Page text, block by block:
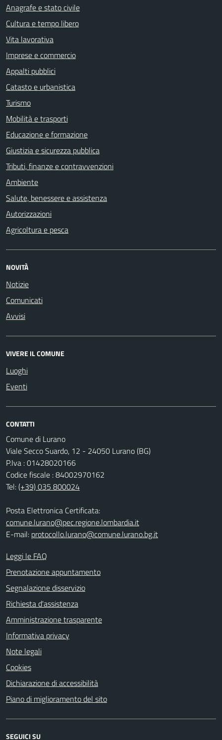
Anagrafe e stato civile
Cultura e tempo libero
Vita lavorativa
Imprese e commercio
Appalti pubblici
Catasto e urbanistica
Turismo
Mobilità e trasporti
Educazione e formazione
Giustizia e sicurezza pubblica
Tributi, finanze e contravvenzioni
Ambiente
Salute, benessere e assistenza
Autorizzazioni
Agricoltura e pesca
NOVITÀ
Notizie
Comunicati
Avvisi
VIVERE IL COMUNE
Luoghi
Eventi
CONTATTI
Comune di Lurano
Viale Secco Suardo, 12 - 24050 Lurano (BG)
P.Iva : 01428020166
Codice fiscale : 84002970162
Tel:(+39) 035 800024
Posta Elettronica Certificata:
comune.lurano@pec.regione.lombardia.it
E-mail: protocollo.lurano@comune.lurano.bg.it
Leggi le FAQ
Prenotazione appuntamento
Segnalazione disservizio
Richiesta d'assistenza
Amministrazione trasparente
Informativa privacy
Note legali
Cookies
Dichiarazione di accessibilità
Piano di miglioramento del sito
SEGUICI SU